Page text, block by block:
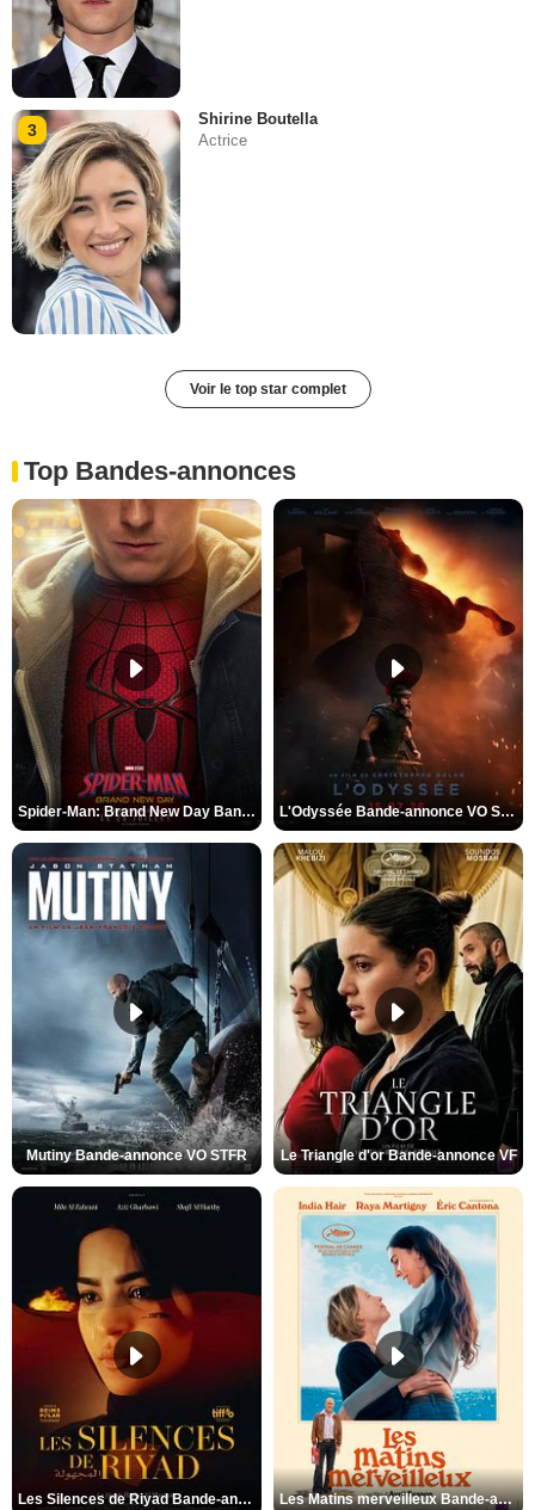
3
Shirine Boutella
Actrice
Voir le top star complet
Top Bandes-annonces
Spider-Man: Brand New Day Bande-annonce VO STFR L'Odyssée Bande-annonce VO STFR
Mutiny Bande-annonce VO STFR Le Triangle d'or Bande-annonce VF
Les Silences de Riyad Bande-annonce VO STFR Les Matins merveilleux Bande-annonce VF